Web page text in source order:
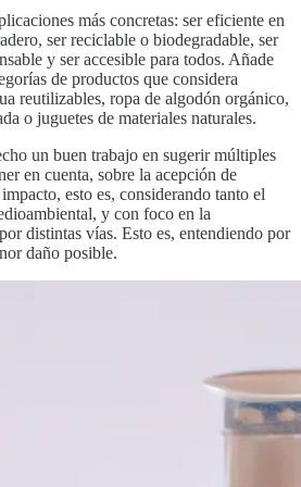
más concretas: ser eficiente en
ser reciclable o biodegradable, ser
y ser accesible para todos. Añade
de productos que considera
reutilizables, ropa de algodón orgánico,
o juguetes de materiales naturales.
un buen trabajo en sugerir múltiples
en cuenta, sobre la acepción de
esto es, considerando tanto el
y con foco en la
distintas vías. Esto es, entendiendo por
daño posible.